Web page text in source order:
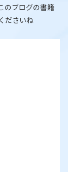
のブログの書籍
ださいね